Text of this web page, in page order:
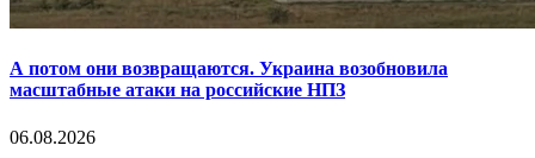
А потом они возвращаются. Украина возобновила
масштабные атаки на российские НПЗ
06.08.2026